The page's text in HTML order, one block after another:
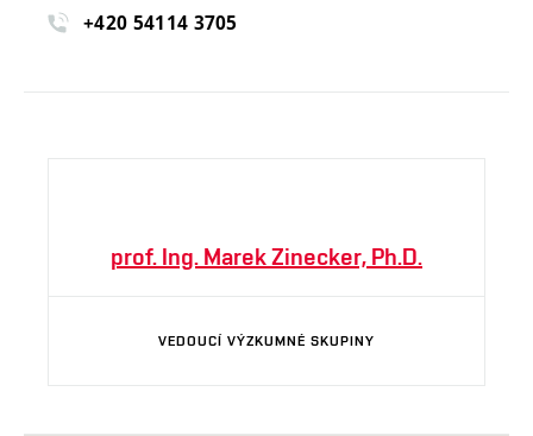
+420 54114 3705
prof. Ing. Marek Zinecker, Ph.D.
VEDOUCÍ VÝZKUMNÉ SKUPINY